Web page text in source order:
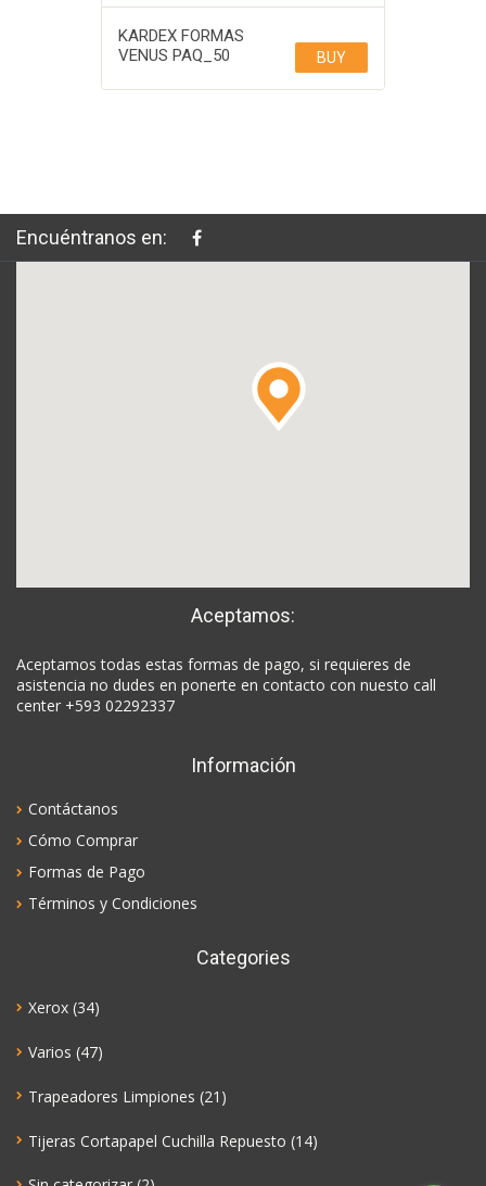
KARDEX FORMAS
VENUS PAQ_50
BUY
Encuéntranos en:
Aceptamos:
Aceptamos todas estas formas de pago, si requieres de
asistencia no dudes en ponerte en contacto con nuesto call
center +593 02292337
Información
Contáctanos
Cómo Comprar
Formas de Pago
Términos y Condiciones
Categories
Xerox (34)
Varios (47)
Trapeadores Limpiones (21)
Tijeras Cortapapel Cuchilla Repuesto (14)